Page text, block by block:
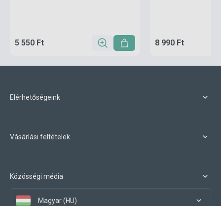
5 550 Ft 8 990 Ft
Elérhetőségeink
Vásárlási feltételek
Közösségi média
Magyar (HU)